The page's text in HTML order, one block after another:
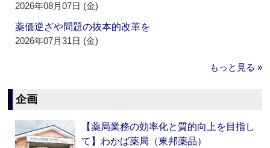
2026年08月07日 (金)
薬価逆ざや問題の抜本的改革を
2026年07月31日 (金)
もっと見る »
企画
【薬局業務の効率化と質的向上を目指し
て】わかば薬局（東邦薬品）